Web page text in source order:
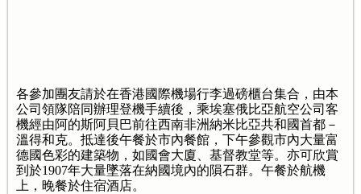
各參加團友請於在香港國際機場行李過磅櫃台集合，由本
公司領隊陪同辦理登機手續後，乘埃塞俄比亞航空公司客
機經由阿的斯阿貝巴前往西南非洲納米比亞共和國首都－
溫得和克。抵達後午餐於市內餐館，下午參觀市內大量富
德國色彩的建築物，如國會大廈、基督教堂等。亦可欣賞
到於1907年大量墜落在納國境內的隕石群。午餐於航機
上，晚餐於住宿酒店。